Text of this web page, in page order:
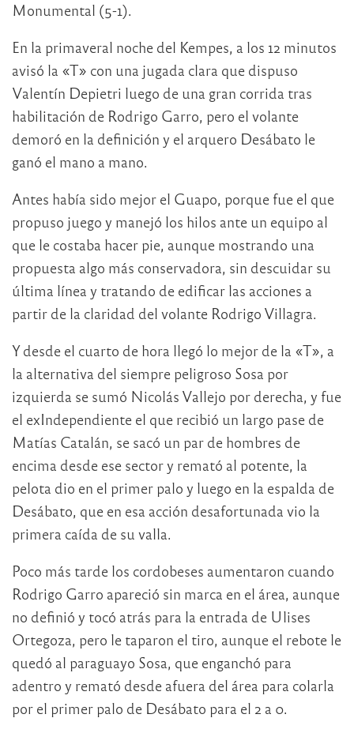
Monumental (5-1).
En la primaveral noche del Kempes, a los 12 minutos
avisó la «T» con una jugada clara que dispuso
Valentín Depietri luego de una gran corrida tras
habilitación de Rodrigo Garro, pero el volante
demoró en la definición y el arquero Desábato le
ganó el mano a mano.
Antes había sido mejor el Guapo, porque fue el que
propuso juego y manejó los hilos ante un equipo al
que le costaba hacer pie, aunque mostrando una
propuesta algo más conservadora, sin descuidar su
última línea y tratando de edificar las acciones a
partir de la claridad del volante Rodrigo Villagra.
Y desde el cuarto de hora llegó lo mejor de la «T», a
la alternativa del siempre peligroso Sosa por
izquierda se sumó Nicolás Vallejo por derecha, y fue
el exIndependiente el que recibió un largo pase de
Matías Catalán, se sacó un par de hombres de
encima desde ese sector y remató al potente, la
pelota dio en el primer palo y luego en la espalda de
Desábato, que en esa acción desafortunada vio la
primera caída de su valla.
Poco más tarde los cordobeses aumentaron cuando
Rodrigo Garro apareció sin marca en el área, aunque
no definió y tocó atrás para la entrada de Ulises
Ortegoza, pero le taparon el tiro, aunque el rebote le
quedó al paraguayo Sosa, que enganchó para
adentro y remató desde afuera del área para colarla
por el primer palo de Desábato para el 2 a 0.